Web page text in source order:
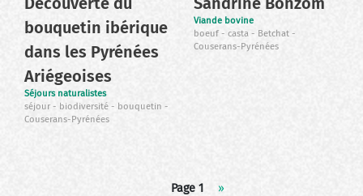
bouquetin ibérique
dans les Pyrénées
Ariégeoises
Séjours naturalistes
séjour
biodiversité
bouquetin
Couserans-Pyrénées
Viande bovine
boeuf
casta
Betchat
Couserans-Pyrénées
Page 1
Page
››